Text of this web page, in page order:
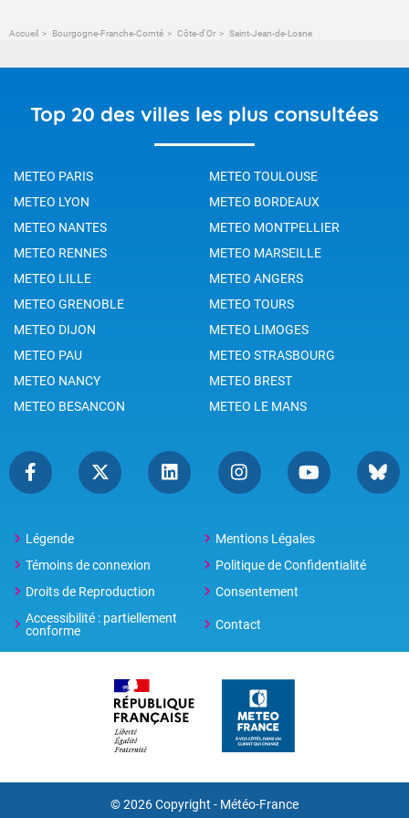
Accueil Bourgogne-Franche-Comté Côte-d'Or Saint-Jean-de-Losne
Top 20 des villes les plus consultées
METEO PARIS
METEO TOULOUSE
METEO LYON
METEO BORDEAUX
METEO NANTES
METEO MONTPELLIER
METEO RENNES
METEO MARSEILLE
METEO LILLE
METEO ANGERS
METEO GRENOBLE
METEO TOURS
METEO DIJON
METEO LIMOGES
METEO PAU
METEO STRASBOURG
METEO NANCY
METEO BREST
METEO BESANCON
METEO LE MANS
Légende
Mentions Légales
Témoins de connexion
Politique de Confidentialité
Droits de Reproduction
Consentement
Accessibilité : partiellement
conforme
Contact
© 2026 Copyright - Météo-France